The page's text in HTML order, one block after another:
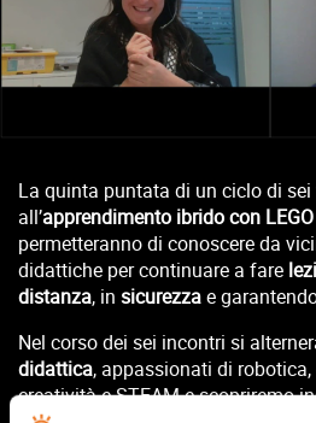
La quinta puntata di un ciclo di
all’apprendimento ibrido con
permetteranno di conoscere da
didattiche per continuare a fare
distanza, in sicurezzae
Nel corso dei sei incontri si
didattica, appassionati di
creatività e STEAM e scopriremo